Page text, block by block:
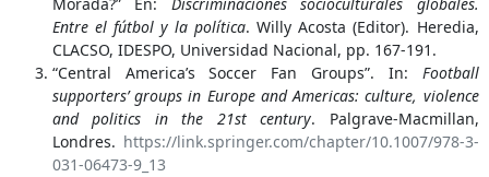
Morada?” En: Discriminaciones socioculturales globales.
Entre el fútbol y la política. Willy Acosta (Editor). Heredia,
CLACSO, IDESPO, Universidad Nacional, pp. 167-191.
“Central America’s Soccer Fan Groups”. In: Football
supporters’ groups in Europe and Americas: culture, violence
and politics in the 21stcentury. Palgrave-Macmillan,
Londres. https://link.springer.com/chapter/10.1007/978-3-
031-06473-9_13